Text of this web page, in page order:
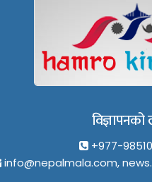
विज्ञापनको
+977-
info@nepalmala.com,